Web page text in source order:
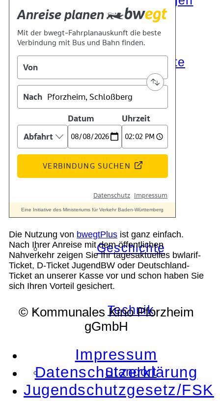
Tätigkeitsberichte
Kooperationen
Geschichte
Technik
Standort
Die Nutzung von bwegtPlus ist ganz einfach.
Nach Ihrer Anreise mit dem öffentlichen
Nahverkehr zeigen Sie Ihr tagesaktuelles bwlarif-
Ticket, D-Ticket JugendBW oder Deutschland-
Ticket an unserer Kasse vor und schon haben Sie
sich Ihren Vorteil gesichert.
© Kommunales Kino Pforzheim
gGmbH
Impressum
Datenschutzerklärung
Jugendschutzgesetz/FSK